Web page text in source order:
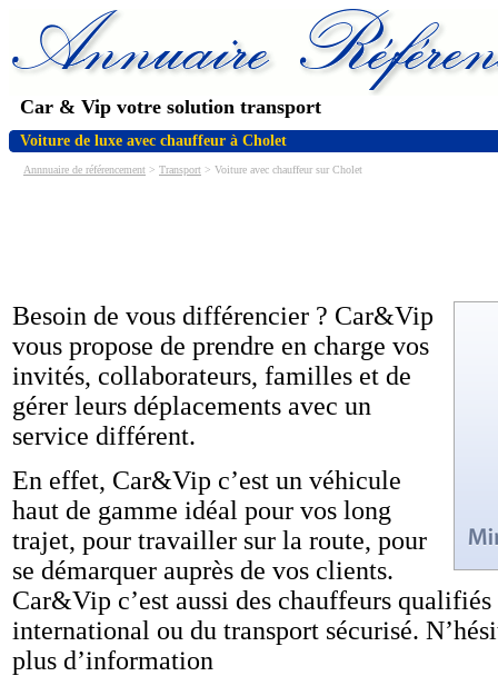
Car & Vip votre solution transport
Voiture de luxe avec chauffeur à Cholet
Annnuaire de référencement > Transport > Voiture avec chauffeur sur Cholet
Besoin de vous différencier ? Car&Vip
vous propose de prendre en charge vos
invités, collaborateurs, familles et de
gérer leurs déplacements avec un
service différent.
En effet, Car&Vip c’est un véhicule
haut de gamme idéal pour vos long
trajet, pour travailler sur la route, pour
se démarquer auprès de vos clients.
Car&Vip c’est aussi des chauffeurs
international ou du transport sécurisé.
plus d’information